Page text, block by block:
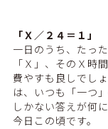
「Ｘ／２４＝１」
一日のうち、たっ
「Ｘ」、そのＸ時
費やすも良しでし
は、いつも「一つ
しかない答えが何
今日この頃です。